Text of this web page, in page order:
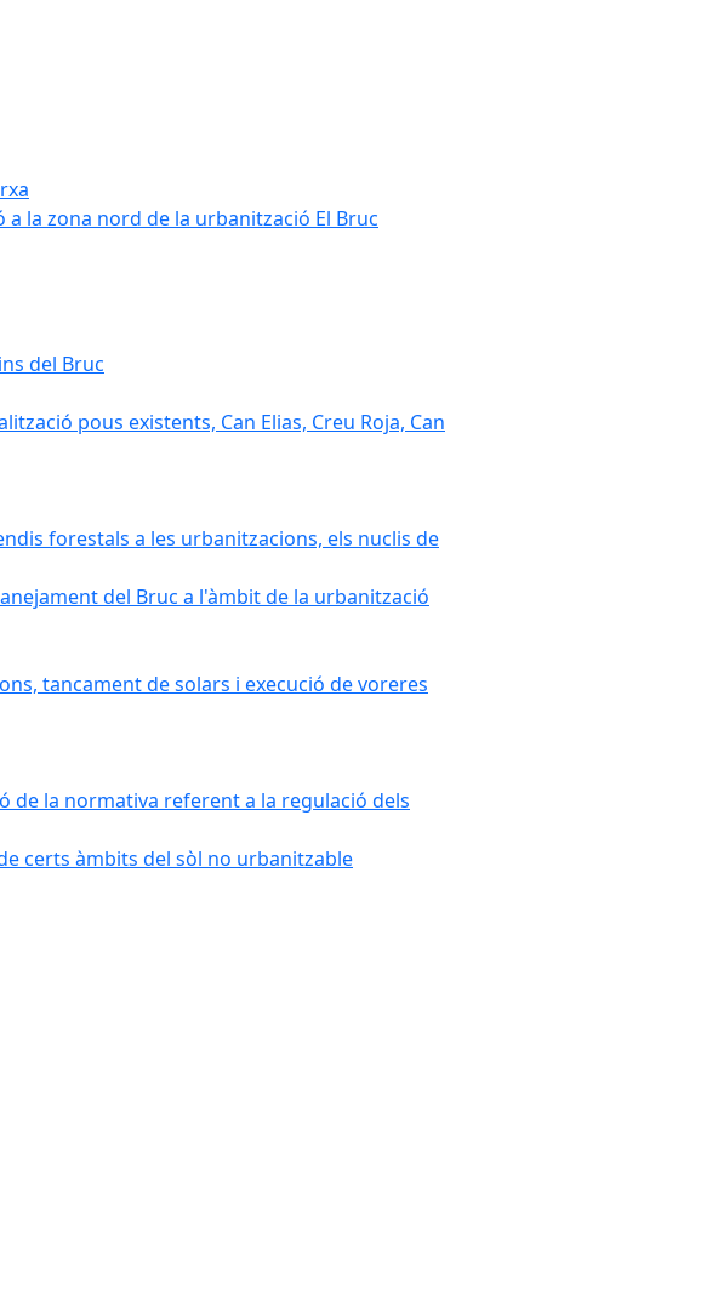
la zona nord de la urbanització El Bruc
del Bruc
pous existents, Can Elias, Creu Roja, Can
forestals a les urbanitzacions, els nuclis de
del Bruc a l'àmbit de la urbanització
tancament de solars i execució de voreres
de la normativa referent a la regulació dels
certs àmbits del sòl no urbanitzable